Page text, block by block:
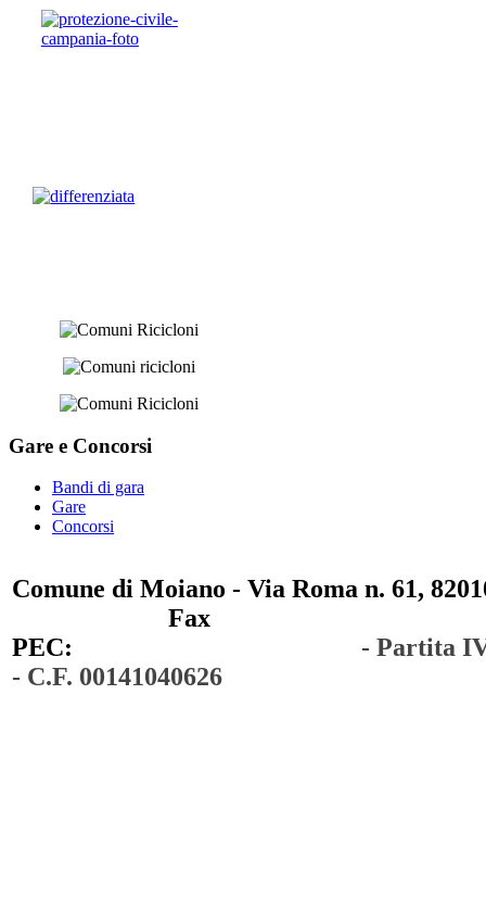
Gare e Concorsi
Bandi di gara
Gare
Concorsi
Comune di Moiano - Via Roma n. 61,
Fax
PEC:
- Partita
- C.F. 00141040626